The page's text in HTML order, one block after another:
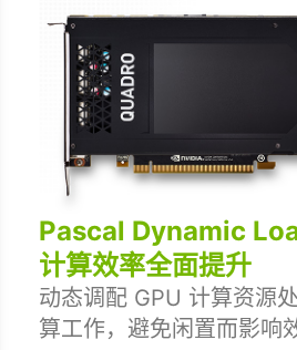
Pascal Dynamic
计算效率全面提升
动态调配 GPU 计算资源
算工作，避免闲置而影响